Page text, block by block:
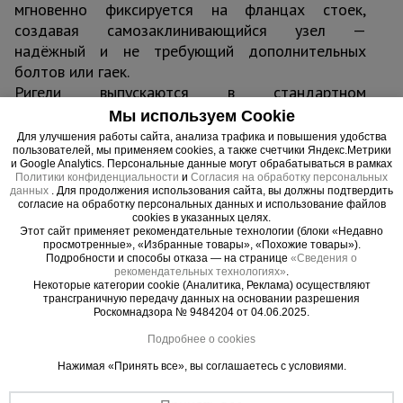
мгновенно фиксируется на фланцах стоек,
создавая самозаклинивающийся узел —
надёжный и не требующий дополнительных
болтов или гаек.
Ригели выпускаются в стандартном
номенклатурном ряду длин, что позволяет
собирать перекрытия с фиксированным шагом
стоек и минимизировать ошибки монтажа.
Конструкция исключает произвольное выпадение
из замков, устойчива к перепадам температуры и
влажности. Материал — профильная стальная
труба с порошковым покрытием
Область применения
Монолитные перекрытия любой толщины в
жилом, коммерческом и промышленном
Устройство плит перекрытий, балок,
Мы используем Cookie
Для улучшения работы сайта, анализа трафика и повышения удобства
пользователей, мы применяем cookies, а также счетчики Яндекс.Метрики
и Google Analytics. Персональные данные могут обрабатываться в рамках
Политики конфиденциальности и Согласия на обработку персональных
данных . Для продолжения использования сайта, вы должны подтвердить
согласие на обработку персональных данных и использование файлов
cookies в указанных целях.
Этот сайт применяет рекомендательные технологии (блоки «Недавно
просмотренные», «Избранные товары», «Похожие товары»).
Подробности и способы отказа — на странице «Сведения о
рекомендательных технологиях».
Некоторые категории cookie (Аналитика, Реклама) осуществляют
трансграничную передачу данных на основании разрешения
Роскомнадзора № 9484204 от 04.06.2025.
Подробнее о cookies
Нажимая «Принять все», вы соглашаетесь с условиями.